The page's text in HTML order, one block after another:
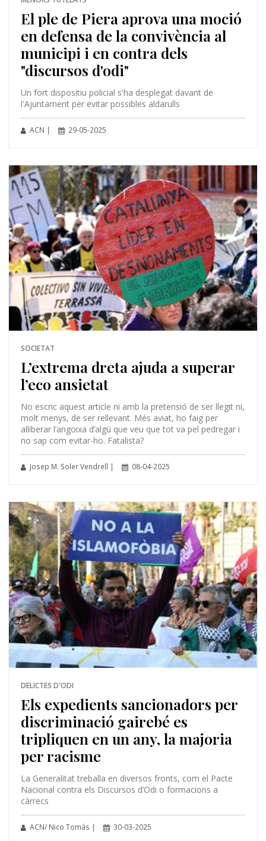
El ple de Piera aprova una moció
en defensa de la convivència al
municipi i en contra dels
"discursos d'odi"
Un fort dispositiu policial s'ha desplegat davant de
l'Ajuntament per evitar possibles aldarulls
ACN | 29-05-2025
SOCIETAT
L’extrema dreta ajuda a superar
l’eco ansietat
No escric aquest article ni amb la pretensió de ser llegit ni,
molt menys, de ser rellevant. Més aviat, ho faig per
alliberar l’angoixa d’algú que veu que tot va pel pedregar i
no sap com evitar-ho. Fatalista?
Josep M. Soler Vendrell | 08-04-2025
DELICTES D'ODI
Els expedients sancionadors per
discriminació gairebé es
tripliquen en un any, la majoria
per racisme
La Generalitat treballa en diversos fronts, com el Pacte
Nacional contra els Discursos d’Odi o formacions a
càrrecs
ACN/ Nico Tomás | 30-03-2025